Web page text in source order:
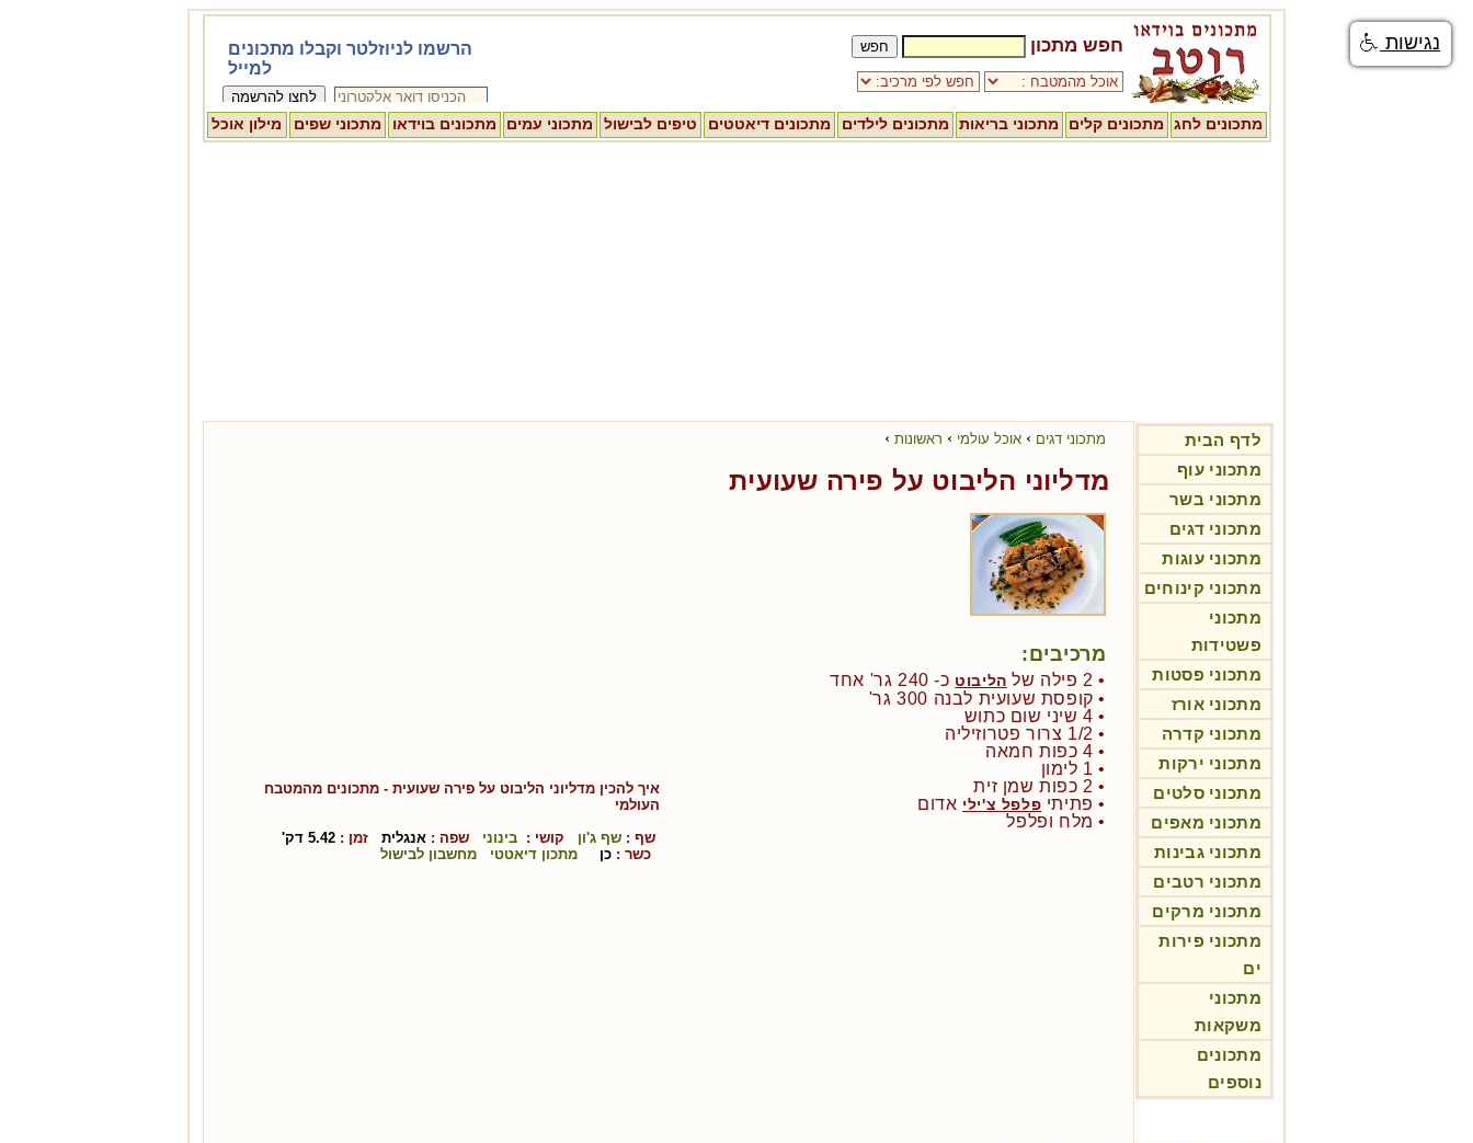
חפש מתכון
מתכונים לחג מתכונים קלים מתכוני בריאות מתכונים לילדים מתכונים דיאטטים טיפים לבישול מתכוני עמים מתכונים בוידאו מתכוני שפים מילון אוכל
לדף הבית
מתכוני עוף
מתכוני בשר
מתכוני דגים
מתכוני עוגות
מתכוני קינוחים
מתכוני
פשטידות
מתכוני פסטות
מתכוני אורז
מתכוני קדרה
מתכוני ירקות
מתכוני סלטים
מתכוני מאפים
מתכוני גבינות
מתכוני רטבים
מתכוני מרקים
מתכוני פירות
ים
מתכוני
משקאות
מתכונים
נוספים
מתכוני דגים › אוכל עולמי › ראשונות ›
מדליוני הליבוט על פירה שעועית
מרכיבים:
• 2 פילה של הליבוט כ- 240 גר' אחד
• קופסת שעועית לבנה 300 גר'
• 4 שיני שום כתוש
• 1/2 צרור פטרוזיליה
• 4 כפות חמאה
• 1 לימון
• 2 כפות שמן זית
• פתיתי פלפל צ'ילי אדום
• מלח ופלפל
איך להכין מדליוני הליבוט על פירה שעועית - מתכונים מהמטבח
העולמי
שף : שף ג'ון קושי : בינוני שפה : אנגלית זמן : 5.42 דק'
כשר : כן מתכון דיאטטי מחשבון לבישול
נגישות